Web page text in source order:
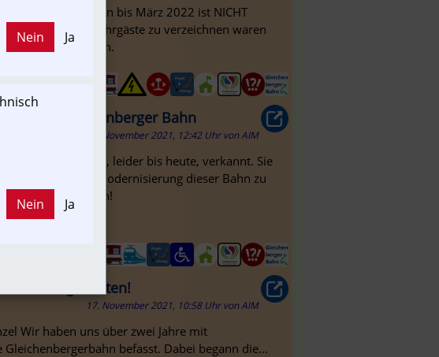
Bahn bis März 2022 ist NICHT
über 12.000 Fahrgäste zu verzeichnen waren
stattfanden.
- die Gleichenberger Bahn
17. November 2021, 12:42 Uhr vonAIM
Jahrzehnten, leider bis heute, verkannt. Sie
Die Modernisierung dieser Bahn zu
jederzeit möglich!
gestalten!
17. November 2021, 10:58 Uhr vonAIM
Wir haben uns über zwei Jahre mit
befasst. Dabei begann die...
Nein Ja
Nein Ja